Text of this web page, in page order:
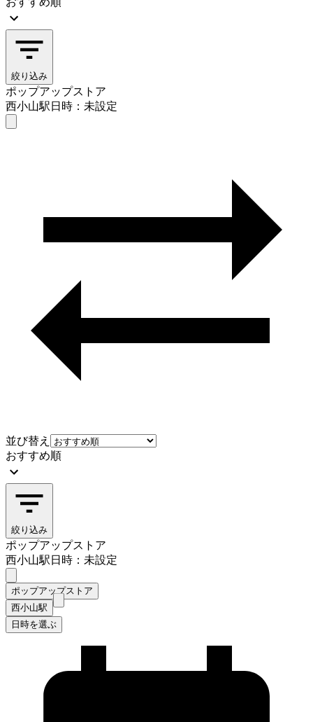
絞り込み
ポップアップストア
西小山駅日時：未設定
並び替え
おすすめ順
絞り込み
ポップアップストア
西小山駅日時：未設定
ポップアップストア
西小山駅
日時を選ぶ